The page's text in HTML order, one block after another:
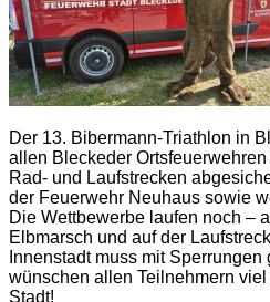
Der 13. Bibermann-Triathlon in
allen Bleckeder
Rad- und Laufstrecken
der Feuerwehr Neuhaus sowie
Die Wettbewerbe laufen noch –
Elbmarsch und auf der
Innenstadt muss mit
wünschen allen Teilnehmern
Stadt!